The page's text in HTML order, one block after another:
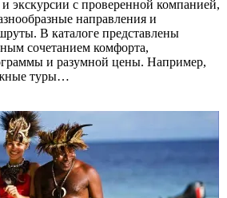
экскурсии с проверенной компанией,
направления и
В каталоге представлены
сочетанием комфорта,
и разумной цены. Например,
туры…